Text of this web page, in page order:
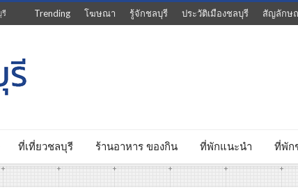
รี Trending โฆษณา รู้จักชลบุรี ประวัติเมืองชลบุรี สัญลักษ
ที่เที่ยวชลบุรี ร้านอาหาร ของกิน ที่พักแนะนำ ที่พัก